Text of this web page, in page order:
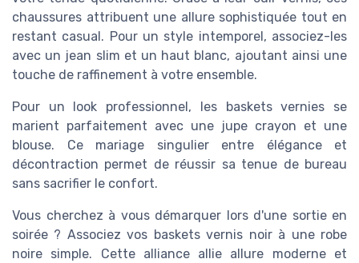
chaussures attribuent une allure sophistiquée tout en
restant casual. Pour un style intemporel, associez-les
avec un jean slim et un haut blanc, ajoutant ainsi une
touche de raffinement à votre ensemble.
Pour un look professionnel, les baskets vernies se
marient parfaitement avec une jupe crayon et une
blouse. Ce mariage singulier entre élégance et
décontraction permet de réussir sa tenue de bureau
sans sacrifier le confort.
Vous cherchez à vous démarquer lors d'une sortie en
soirée ? Associez vos baskets vernis noir à une robe
noire simple. Cette alliance allie allure moderne et